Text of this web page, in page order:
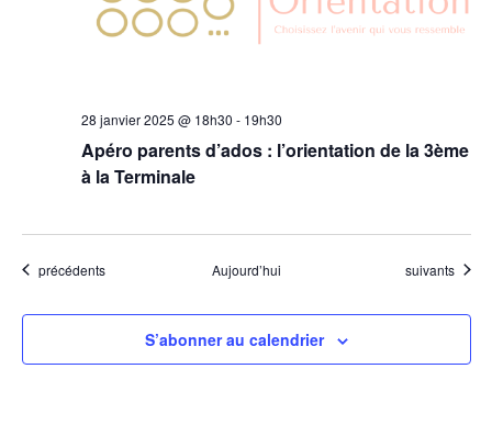
Apéro parents d’ados : l’orientation de la 3ème
à la Terminale
28 janvier 2025 @ 18h30 - 19h30
Évènements
précédents Aujourd’hui Évènements
suivants
S’abonner au calendrier